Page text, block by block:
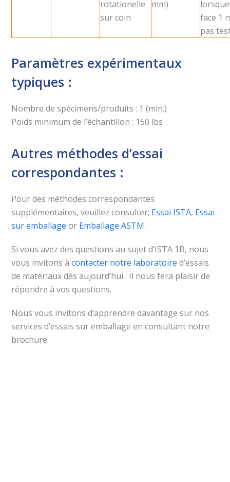
rotationelle
sur coin
mm)
face 1
pas
Paramètres expérimentaux
typiques :
Nombre de spécimens/produits : 1 (min.)
Poids minimum de l’échantillon : 150 lbs
Autres méthodes d’essai
correspondantes :
Pour des méthodes correspondantes
supplémentaires, veuillez consulter; Essai ISTA, Essai
sur emballage or Emballage ASTM.
Si vous avez des questions au sujet d’ISTA 1B, nous
vous invitons àcontacter notre laboratoire d’essais
de matériaux dès aujourd’hui. Il nous fera plaisir de
répondre à vos questions.
Nous vous invitons d’apprendre davantage sur nos
services d’essais sur emballage en consultant notre
brochure: